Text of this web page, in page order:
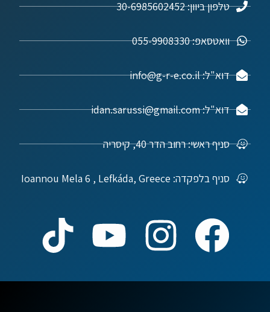
טלפון ביוון: 30-6985602452
וואטסאפ: 055-9908330
דוא"ל: info@g-r-e.co.il
דוא"ל: idan.sarussi@gmail.com
סניף ראשי: רחוב הדר 40, קיסריה
סניף בלפקדה: Ioannou Mela 6 , Lefkáda, Greece